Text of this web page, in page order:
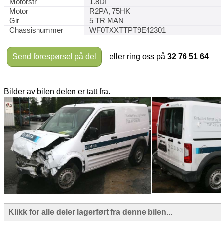
Motorstr
1.8DI
Motor
R2PA, 75HK
Gir
5 TR MAN
Chassisnummer
WF0TXXTTPT9E42301
Send forespørsel på del eller ring oss på 32 76 51 64
Bilder av bilen delen er tatt fra.
Klikk for alle deler lagerført fra denne bilen...